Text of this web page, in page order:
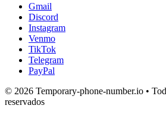
Gmail
Discord
Instagram
Venmo
TikTok
Telegram
PayPal
© 2026 Temporary-phone-number.io •
reservados